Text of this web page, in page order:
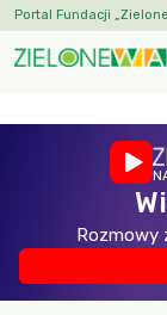
Portal Fundacji
Rozmowy